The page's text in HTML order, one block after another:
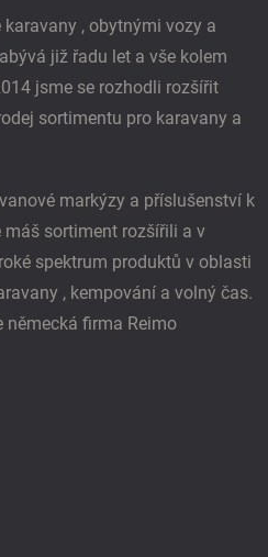
, obytnými vozy a
již řadu let a vše kolem
jsme se rozhodli rozšířit
sortimentu pro karavany a
markýzy a příslušenství k
máš sortiment rozšířili a v
spektrum produktů v oblasti
, kempování a volný čas.
firma Reimo